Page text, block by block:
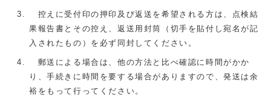
控えに受付印の押印及び返送を希望される方は、点検結
果報告書とその控え、返送用封筒（切手を貼付し宛名が記
入されたもの）を必ず同封してください。
郵送による場合は、他の方法と比べ確認に時間がかか
り、手続きに時間を要する場合がありますので、発送は余
裕をもって行ってください。